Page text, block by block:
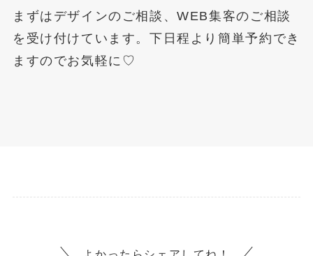
まずはデザインのご相談、WEB集客のご相談
を受け付けています。下日程より簡単予約でき
ますのでお気軽に♡